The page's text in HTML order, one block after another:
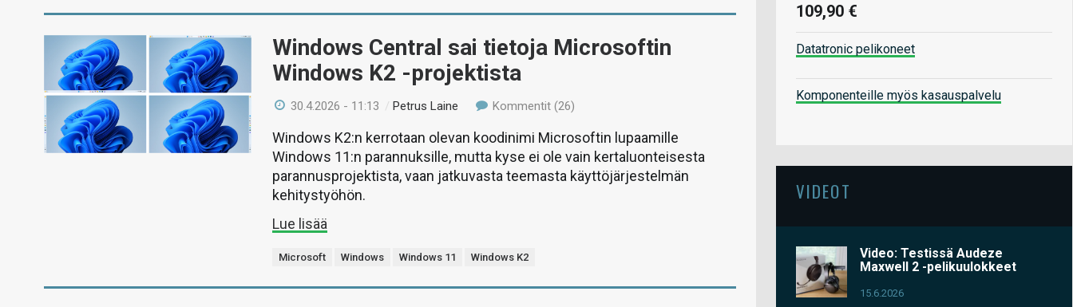
Windows Central sai tietoja Microsoftin
Windows K2 -projektista
30.4.2026 - 11:13 /Petrus Laine Kommentit (26)
Windows K2:n kerrotaan olevan koodinimi Microsoftin lupaamille
Windows 11:n parannuksille, mutta kyse ei ole vain kertaluonteisesta
parannusprojektista, vaan jatkuvasta teemasta käyttöjärjestelmän
kehitystyöhön.
Lue lisää
Microsoft Windows Windows 11 Windows K2
109,90 €
Datatronic pelikoneet
Komponenteille myös kasauspalvelu
VIDEOT
Video: Testissä Audeze
Maxwell 2 -pelikuulokkeet
15.6.2026